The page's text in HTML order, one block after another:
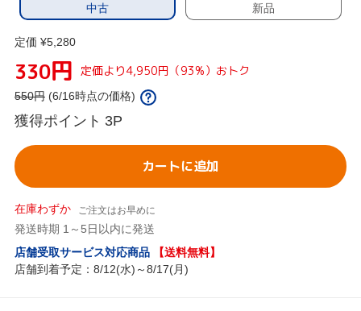
中古 新品
定価 ¥5,280
330円 定価より4,950円（93%）おトク
550円 (6/16時点の価格)
獲得ポイント 3P
カートに追加
在庫わずか ご注文はお早めに
発送時期 1～5日以内に発送
店舗受取サービス対応商品
【送料無料】
店舗到着予定：8/12(水)～8/17(月)